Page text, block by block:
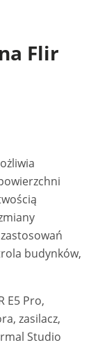
Flir
budynków,
E5 Pro,
zasilacz,
Studio